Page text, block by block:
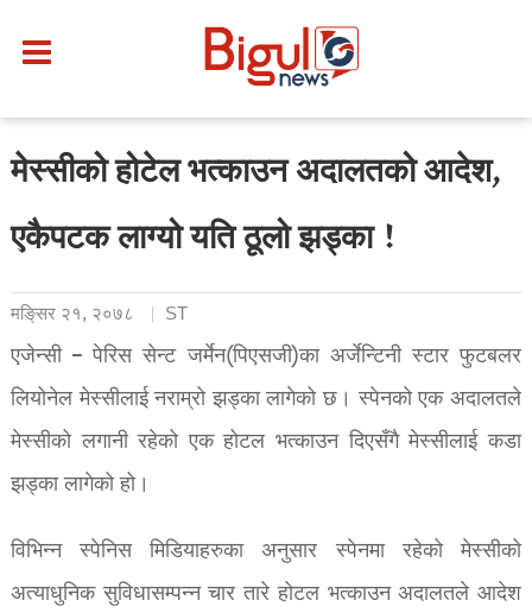
मेस्सीको होटेल भत्काउन अदालतको आदेश,
एकैपटक लाग्यो यति ठूलो झड्का !
मङि्सर २१, २०७८ ST
एजेन्सी – पेरिस सेन्ट जर्मेन(पिएसजी)का अर्जेन्टिनी स्टार फुटबलर
लियोनेल मेस्सीलाई नराम्रो झड्का लागेको छ। स्पेनको एक अदालतले
मेस्सीको लगानी रहेको एक होटल भत्काउन दिएसँगै मेस्सीलाई कडा
झड्का लागेको हो।
विभिन्न स्पेनिस मिडियाहरुका अनुसार स्पेनमा रहेको मेस्सीको
अत्याधुनिक सुविधासम्पन्न चार तारे होटल भत्काउन अदालतले आदेश